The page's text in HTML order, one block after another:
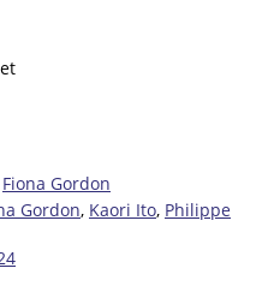
Fiona Gordon
Gordon, Kaori Ito, Philippe